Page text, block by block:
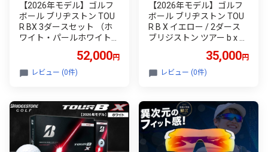
【2026年モデル】ゴルフ
ボール ブリヂストン TOU
R BX 3ダースセット （ホ
ワイト・パールホワイト・
トン ツアー b x ツアー ビ
ー エックス
52,000円
レビュー (0件)
【2026年モデル】ゴルフ
ボール ブリヂストン TOU
R B X イエロー / 2ダース
ブリジストン ツアー b x ツ
35,000円
レビュー (0件)